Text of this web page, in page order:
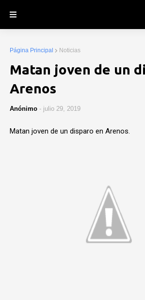
Página Principal Noticias
Matan joven de un
Arenos
Anónimo - julio 29, 2019
Matan joven de un disparo en Arenos.